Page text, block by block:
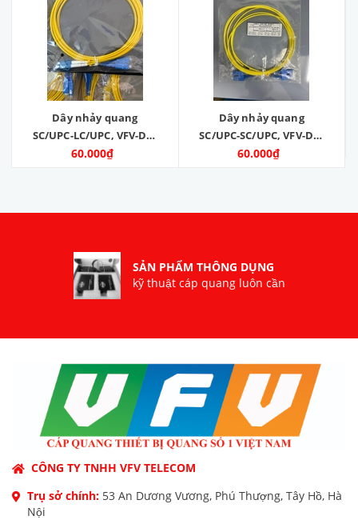
Dây nhảy quang
SC/UPC-LC/UPC, VFV-DX-
SC/LC-SM-3M, dài 3m,
60.000₫
Dây nhảy quang
SC/UPC-SC/UPC, VFV-DX-
SC/SC-SM-3M, dài 3m,
60.000₫
SẢN PHẨM THÔNG DỤNG
kỹ thuật cáp quang luôn cần
CÔNG TY TNHH VFV TELECOM
Trụ sở chính: 53 An Dương Vương, Phú Thượng, Tây Hồ, Hà
Nội